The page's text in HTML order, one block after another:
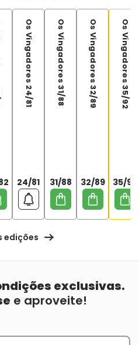
Os Vingadores 24/81
24/81
Os Vingadores 31/88
31/88
Os Vingadores 32/89
32/89
Os Vingadores 35/92
35/92
edições